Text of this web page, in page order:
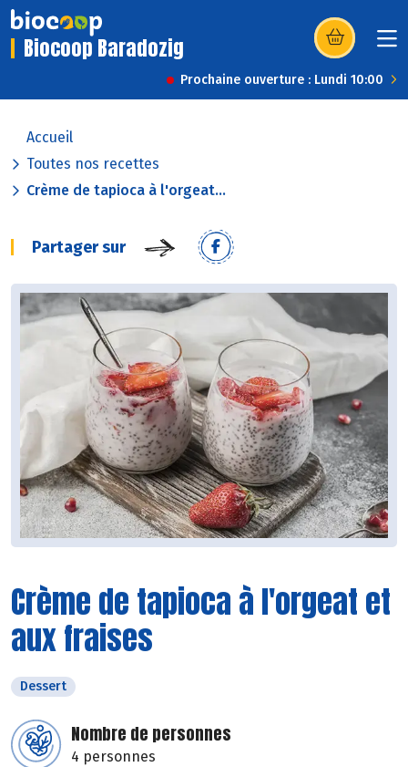
Biocoop Baradozig (s’ouvre dans
Prochaine ouverture : Lundi 10:00
Accueil
Toutes nos recettes
Crème de tapioca à l'orgeat...
Partager sur
Crème de tapioca à l'orgeat et
aux fraises
Dessert
Nombre de personnes
4 personnes